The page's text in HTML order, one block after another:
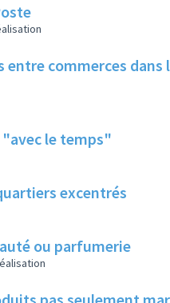
commerces dans
"avec le temps"
excentrés
ou parfumerie